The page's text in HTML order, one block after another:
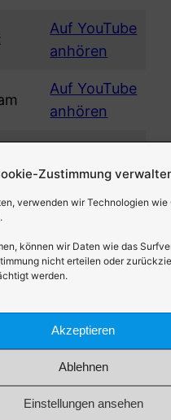
Zustimmung
verwenden wir Technologien
können wir Daten wie das
nicht erteilen oder
werden.
Akzeptieren
Ablehnen
Einstellungen ansehen
Auf YouTube
anhören
Auf YouTube
anhören
anhören
Auf YouTube
Raabe